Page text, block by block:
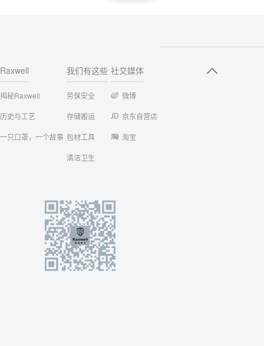
Raxwell
揭秘Raxwell
历史与工艺
一只口罩，一个故事
我们有这些
劳保安全
存储搬运
包材工具
清洁卫生
社交媒体
微博
京东自营店
淘宝